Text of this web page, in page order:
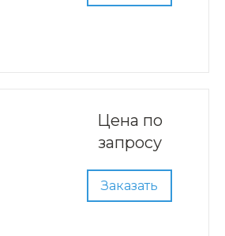
Цена по
запросу
Заказать